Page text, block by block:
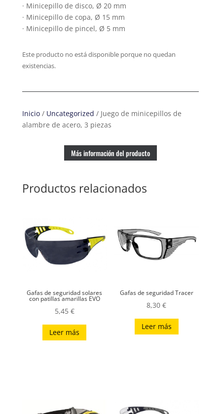
· Minicepillo de disco, Ø 20 mm
· Minicepillo de copa, Ø 15 mm
· Minicepillo de pincel, Ø 5 mm
Este producto no está disponible porque no quedan
existencias.
Inicio/ Uncategorized / Juego de minicepillos de
alambre de acero, 3 piezas
Más información del producto
Productos relacionados
Gafas de seguridad solares
con patillas amarillas EVO
5,45 €
Leer más
Gafas de seguridad Tracer
8,30€
Leer más